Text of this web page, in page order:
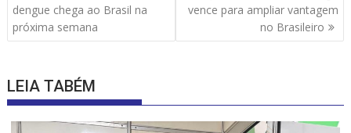
p o
de
Post
dengue chega ao Brasil na
próxima semana
vence para ampliar vantagem
no Brasileiro
LEIA TABÉM